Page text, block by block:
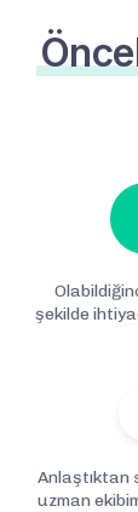
şekilde
Anlaştıktan
uzman